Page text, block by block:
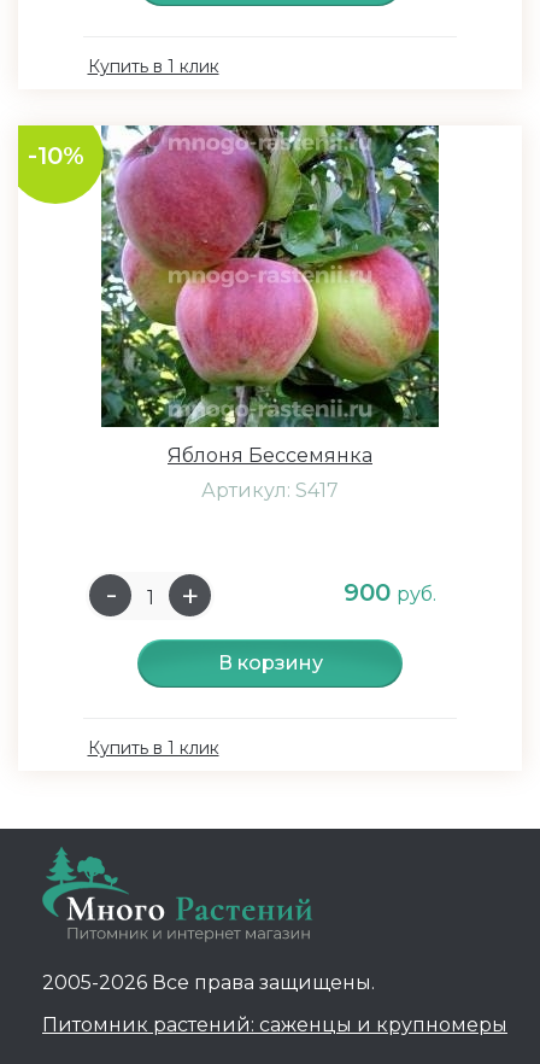
Купить в 1 клик
-10%
Яблоня Бессемянка
Артикул: S417
900 руб.
В корзину
Купить в 1 клик
2005-2026 Все права защищены.
Питомник растений: саженцы и крупномеры